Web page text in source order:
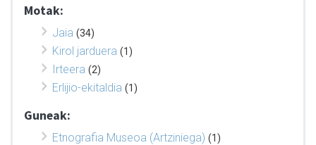
Motak:
Jaia (34)
Kirol jarduera (1)
Irteera (2)
Erlijio-ekitaldia (1)
Guneak:
Etnografia Museoa (Artziniega) (1)